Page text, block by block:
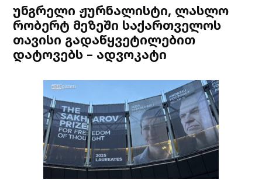
უნგრელი ჟურნალისტი, ლასლო
რობერტ მეზეში საქართველოს
თავისი გადაწყვეტილებით
დატოვებს – ადვოკატი